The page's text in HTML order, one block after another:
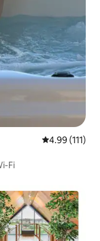
レビュー111
4.99 (111)
Fi